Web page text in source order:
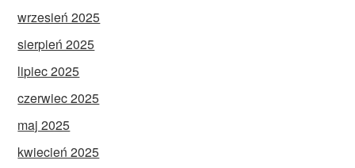
wrzesień 2025
sierpień 2025
lipiec 2025
czerwiec 2025
maj 2025
kwiecień 2025